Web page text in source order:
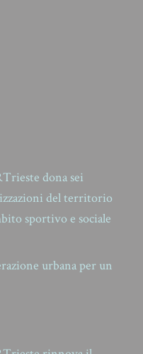
dona sei
del territorio
sportivo e sociale
urbana per un